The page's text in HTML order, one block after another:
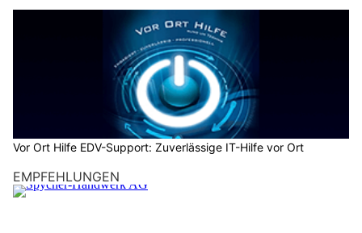
Vor Ort Hilfe EDV-Support: Zuverlässige IT-Hilfe vor Ort
EMPFEHLUNGEN